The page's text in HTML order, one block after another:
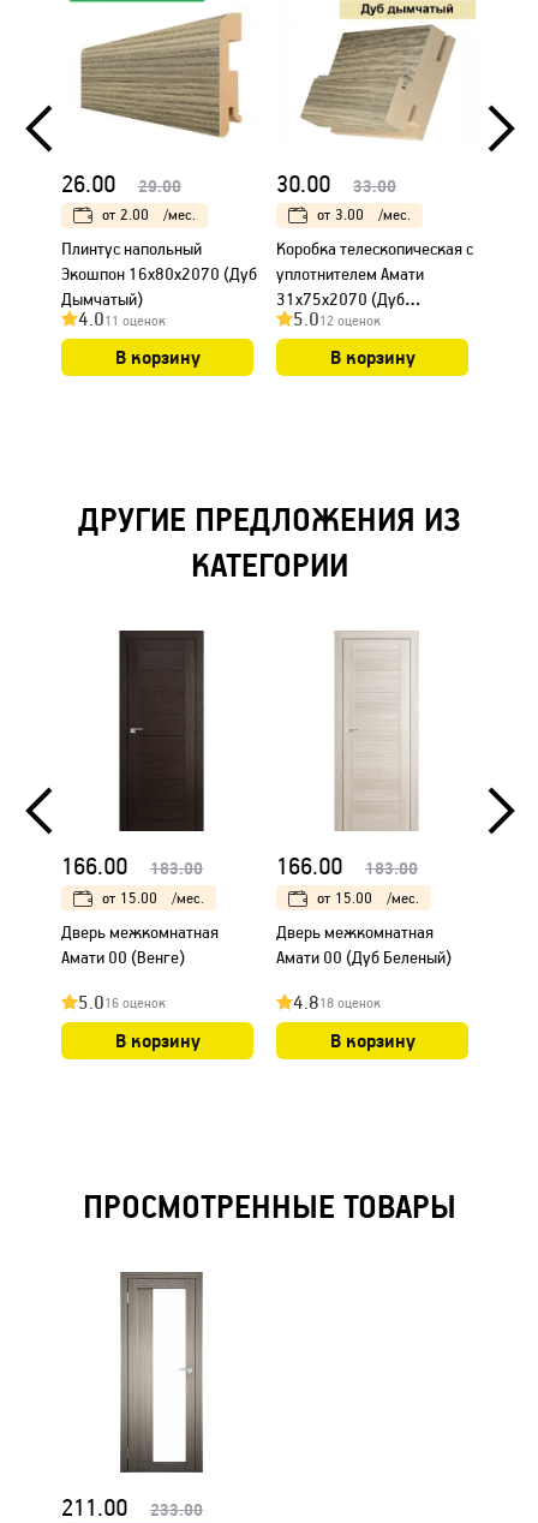
26.00 29.00
от 2.00 /мес.
Плинтус напольный
Экошпон 16х80х2070 (Дуб
Дымчатый)
4.011 оценок
В корзину
30.00 33.00
от 3.00 /мес.
Коробка телескопическая с
уплотнителем Амати
31х75х2070 (Дуб
Дымчатый)
5.012 оценок
В корзину
ДРУГИЕ ПРЕДЛОЖЕНИЯ ИЗ
КАТЕГОРИИ
166.00 183.00
от 15.00 /мес.
Дверь межкомнатная
Амати 00 (Венге)
5.016 оценок
В корзину
166.00 183.00
от 15.00 /мес.
Дверь межкомнатная
Амати 00 (Дуб Беленый)
4.818 оценок
В корзину
ПРОСМОТРЕННЫЕ ТОВАРЫ
211.00 233.00